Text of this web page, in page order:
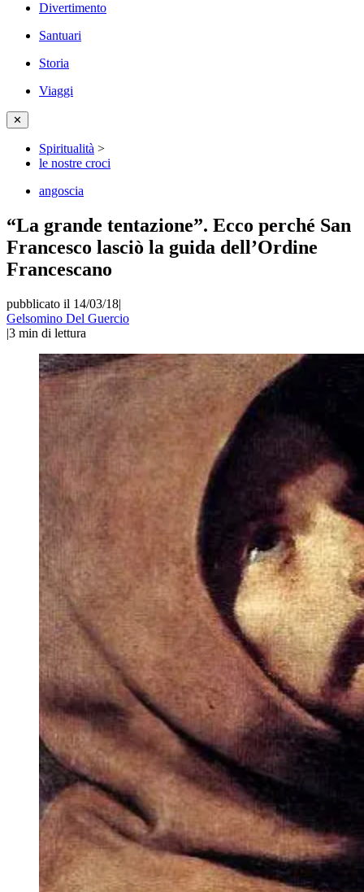
Divertimento
Santuari
Storia
Viaggi
✕
Spiritualità >
le nostre croci
angoscia
“La grande tentazione”. Ecco perché San
Francesco lasciò la guida dell’Ordine
Francescano
pubblicato il 14/03/18|
Gelsomino Del Guercio
|3 min di lettura